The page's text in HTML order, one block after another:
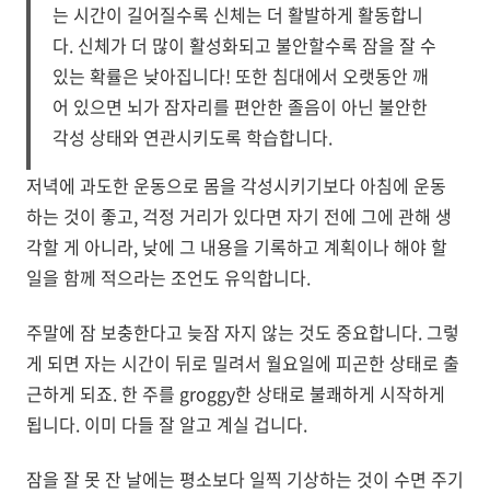
는 시간이 길어질수록 신체는 더 활발하게 활동합니
다. 신체가 더 많이 활성화되고 불안할수록 잠을 잘 수
있는 확률은 낮아집니다! 또한 침대에서 오랫동안 깨
어 있으면 뇌가 잠자리를 편안한 졸음이 아닌 불안한
각성 상태와 연관시키도록 학습합니다.
저녁에 과도한 운동으로 몸을 각성시키기보다 아침에 운동
하는 것이 좋고, 걱정 거리가 있다면 자기 전에 그에 관해 생
각할 게 아니라, 낮에 그 내용을 기록하고 계획이나 해야 할
일을 함께 적으라는 조언도 유익합니다.
주말에 잠 보충한다고 늦잠 자지 않는 것도 중요합니다. 그렇
게 되면 자는 시간이 뒤로 밀려서 월요일에 피곤한 상태로 출
근하게 되죠. 한 주를 groggy한 상태로 불쾌하게 시작하게
됩니다. 이미 다들 잘 알고 계실 겁니다.
잠을 잘 못 잔 날에는 평소보다 일찍 기상하는 것이 수면 주기